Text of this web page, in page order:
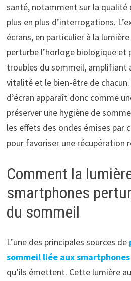
santé, notamment sur la qualité
plus en plus d’interrogations.
écrans, en particulier à la
perturbe l’horloge biologique et
troubles du sommeil, amplifiant
vitalité et le bien-être de
d’écran apparaît donc comme
préserver une hygiène de
les effets des ondes émises par
pour favoriser une récupération
Comment la
smartphones
du sommeil
L’une des principales sources de
sommeil liée aux smartphones
qu’ils émettent. Cette lumière